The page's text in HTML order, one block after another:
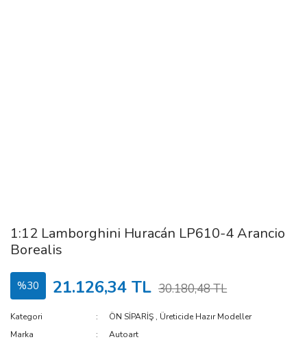
1:12 Lamborghini Huracán LP610-4 Arancio
Borealis
%30 21.126,34 TL 30.180,48 TL
Kategori ÖN SİPARİŞ , Üreticide Hazır Modeller
Marka
Autoart